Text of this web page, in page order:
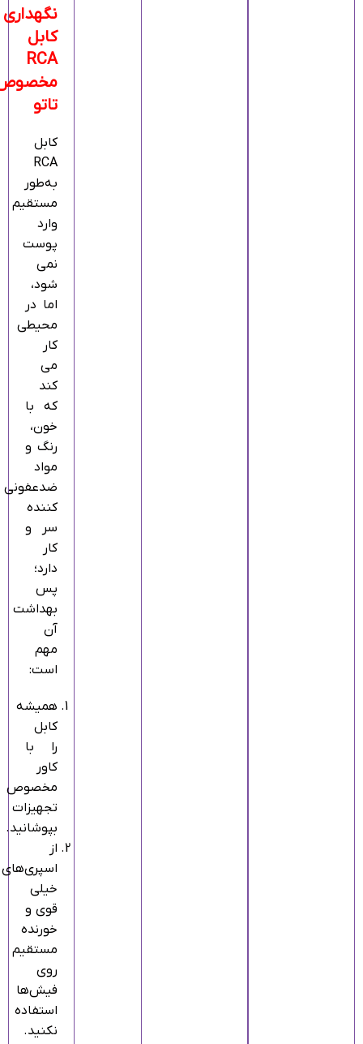
نگهداری
کابل
RCA
تاتو
کابل
RCA
به‌طور
مستقیم
وارد
پوست
نمی‌
شود،
اما در
محیطی
کار
می‌
کند
که با
خون،
رنگ و
مواد
ضدعفونی‌
کننده
سر و
کار
دارد؛
پس
بهداشت
آن
مهم
است:
همیشه
کابل
را با
کاور
مخصوص
تجهیزات
بپوشانید.
از
اسپری‌های
خیلی
قوی و
خورنده
مستقیم
روی
فیش‌ها
استفاده
نکنید.